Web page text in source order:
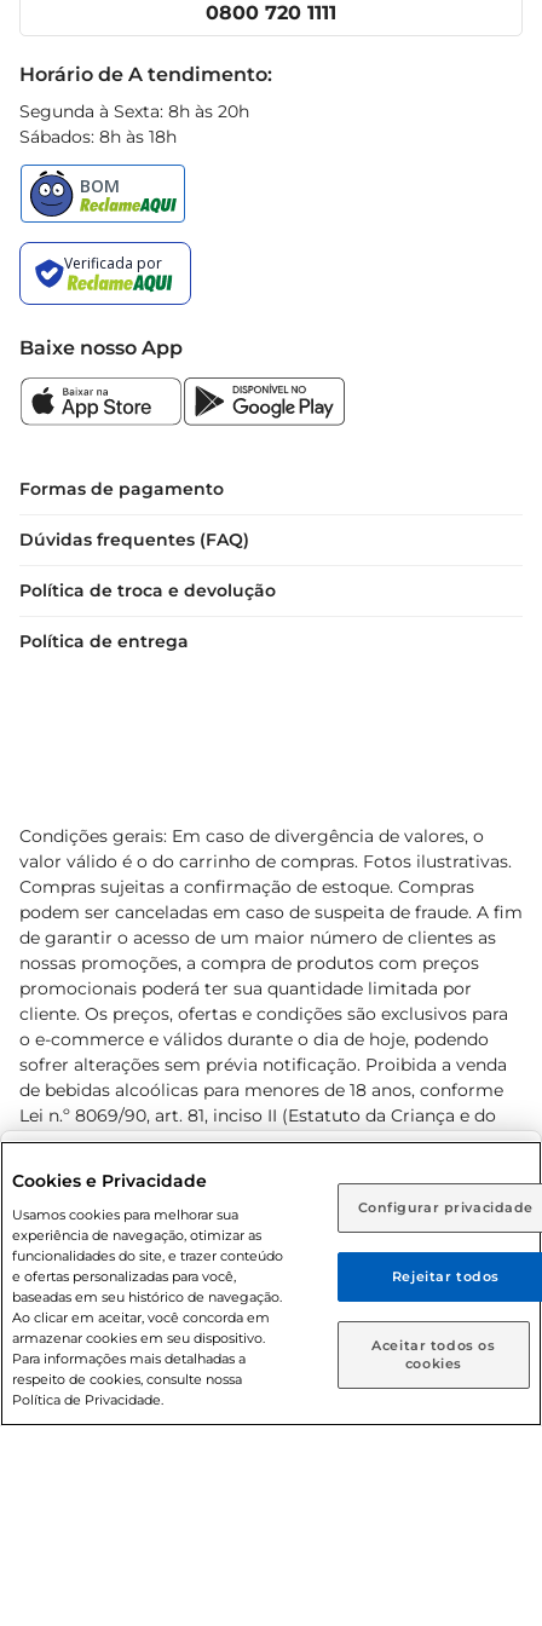
Rio de Janeiro (RJ) Goiás (GO)
Ou
Caso queira comprar online, informe como deseja receber
suas compras:
Entrega em casa Retire em Loja
0800 720 1111
Horário de A tendimento:
Segunda à Sexta: 8h às 20h
Sábados: 8h às 18h
Baixe nosso App
Formas de pagamento
Dúvidas frequentes (FAQ)
Política de troca e devolução
Política de entrega
Condições gerais: Em caso de divergência de valores, o
valor válido é o do carrinho de compras. Fotos ilustrativas.
Compras sujeitas a confirmação de estoque. Compras
podem ser canceladas em caso de suspeita de fraude. A fim
de garantir o acesso de um maior número de clientes as
nossas promoções, a compra de produtos com preços
promocionais poderá ter sua quantidade limitada por
cliente. Os preços, ofertas e condições são exclusivos para
o e-commerce e válidos durante o dia de hoje, podendo
sofrer alterações sem prévia notificação. Proibida a venda
de bebidas alcoólicas para menores de 18 anos, conforme
Lei n.º 8069/90, art. 81, inciso II (Estatuto da Criança e do
Adolescente). Preços e condições exclusivos para o
prévio. O valor mínimo para as compras on-line é de R$
80,00.
© 2026 Copyright. Todos os direitos
reservados Prezunic.
Cookies e Privacidade
Usamos cookies para melhorar sua
experiência de navegação, otimizar as
funcionalidades do site, e trazer conteúdo
e ofertas personalizadas para você,
baseadas em seu histórico de navegação.
Ao clicar em aceitar, você concorda em
armazenar cookies em seu dispositivo.
Para informações mais detalhadas a
respeito de cookies, consulte nossa
Política de Privacidade.
Configurar privacidade
Rejeitar todos
Aceitar todos os
cookies